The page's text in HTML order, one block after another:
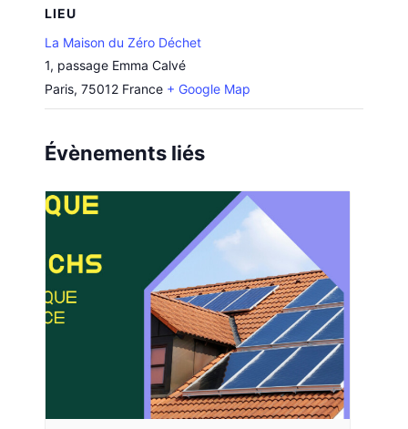
LIEU
La Maison du Zéro Déchet
1, passage Emma Calvé
Paris, 75012 France + Google Map
Évènements liés